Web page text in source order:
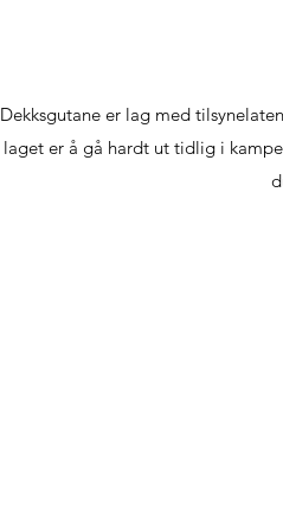
Dekksgutane er lag med
laget er å gå hardt ut tidlig i